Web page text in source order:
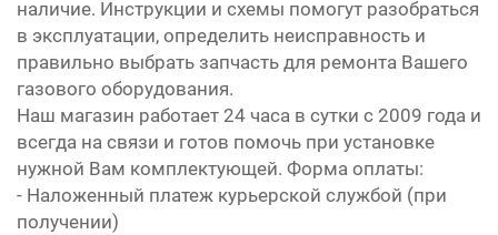
наличие. Инструкции и схемы помогут разобраться
в эксплуатации, определить неисправность и
правильно выбрать запчасть для ремонта Вашего
газового оборудования.
Наш магазин работает 24 часа в сутки с 2009 года и
всегда на связи и готов помочь при установке
нужной Вам комплектующей. Форма оплаты:
- Наложенный платеж курьерской службой (при
получении)